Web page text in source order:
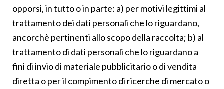
opporsi, in tutto o in parte: a) per motivi legittimi al
trattamento dei dati personali che lo riguardano,
ancorchè pertinenti allo scopo della raccolta; b) al
trattamento di dati personali che lo riguardano a
fini di invio di materiale pubblicitario o di vendita
diretta o per il compimento di ricerche di mercato o